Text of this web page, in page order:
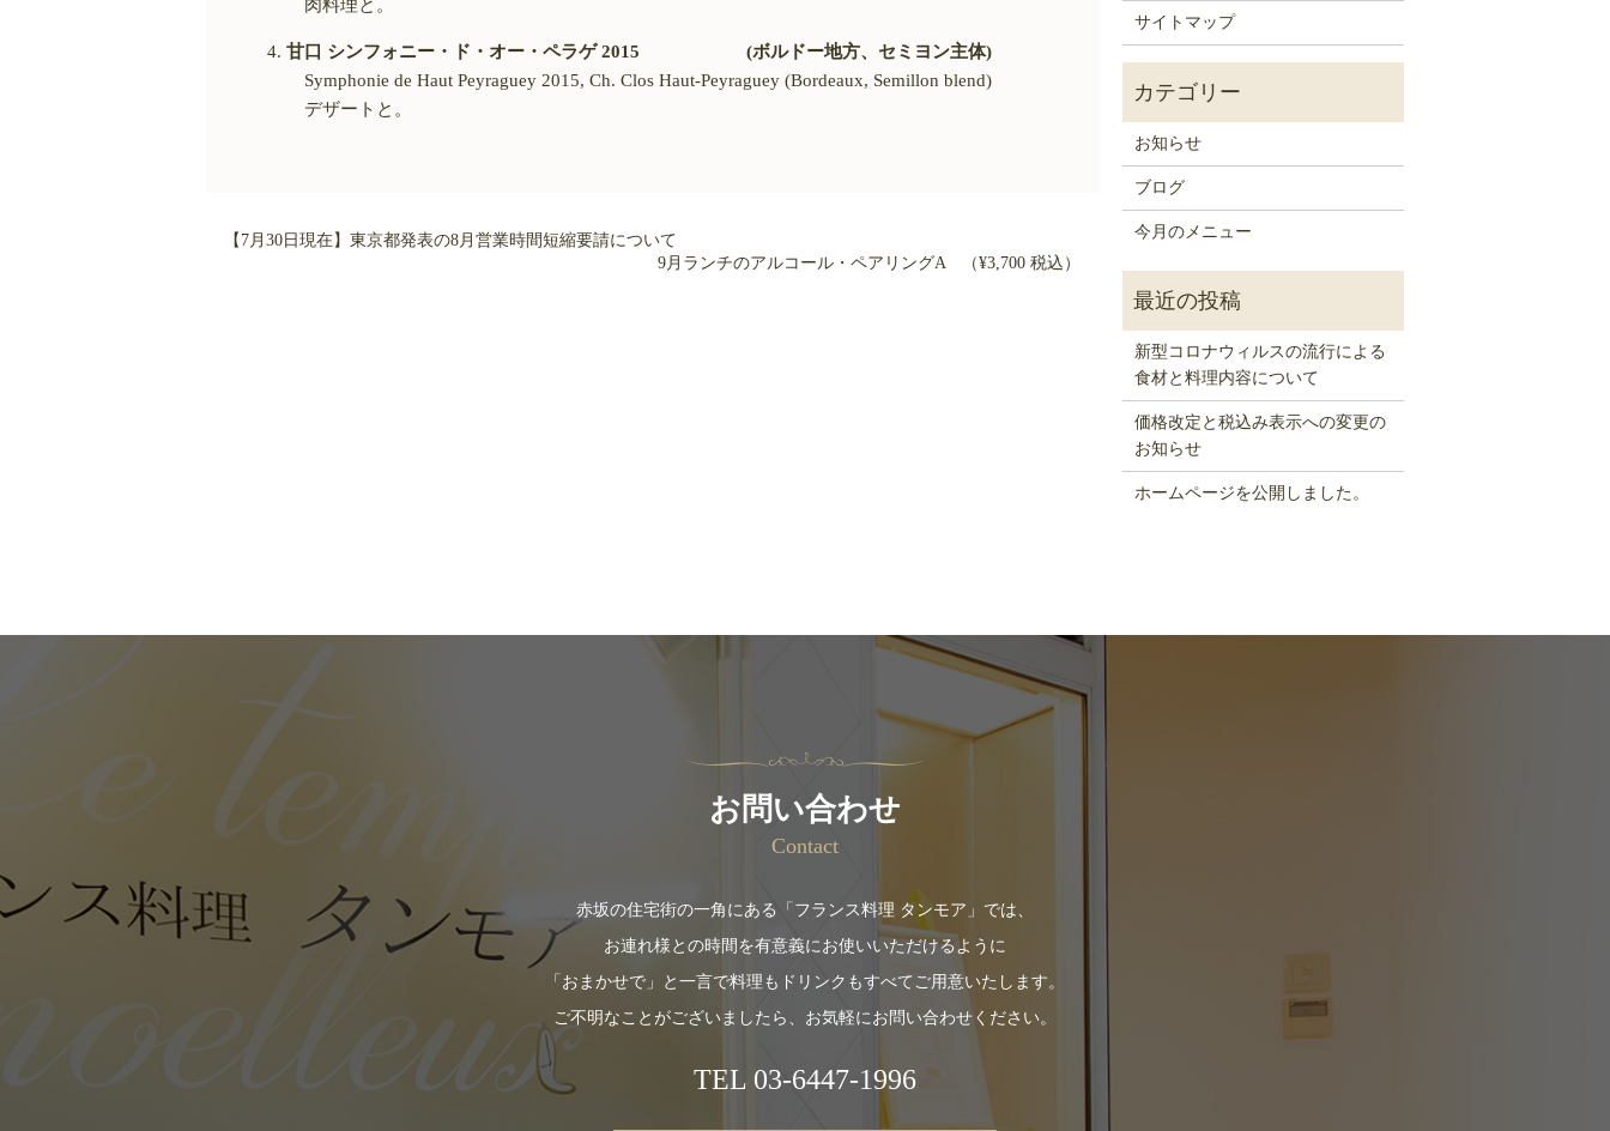
肉料理と。
甘口 シンフォニー・ド・オー・ペラゲ2015 (ボルドー地方、セミヨン主体)
Symphonie de Haut Peyraguey 2015, Ch. Clos Haut-Peyraguey (Bordeaux, Semillon blend)
デザートと。
【7月30日現在】東京都発表の8月営業時間短縮要請について
9月ランチのアルコール・ペアリングA （¥3,700 税込）
サイトマップ
お知らせ
ブログ
今月のメニュー
新型コロナウィルスの流行による
食材と料理内容について
価格改定と税込み表示への変更の
お知らせ
ホームページを公開しました。
お問い合わせ
Contact
赤坂の住宅街の一角にある「フランス料理 タンモア」では、
お連れ様との時間を有意義にお使いいただけるように
「おまかせで」と一言で料理もドリンクもすべてご用意いたします。
ご不明なことがございましたら、お気軽にお問い合わせください。
TEL 03-6447-1996